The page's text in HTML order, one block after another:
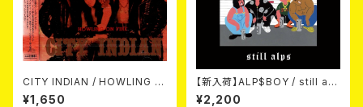
CITY INDIAN / HOWLING O
N FIRE (CD)
¥1,650
【新入荷】ALP$BOY / still alp
s (CD)
¥2,200